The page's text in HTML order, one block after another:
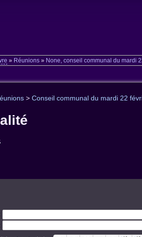
» Réunions » None, conseil communal du mardi
>Conseil communal du mardi 22